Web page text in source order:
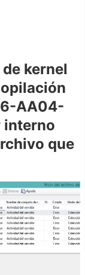
kernel
AA04-
interno
que